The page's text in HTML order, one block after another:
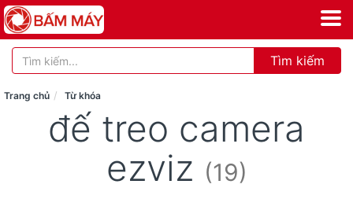
Tìm kiếm
Trang chủ Từ khóa
đế treo camera
ezviz (19)